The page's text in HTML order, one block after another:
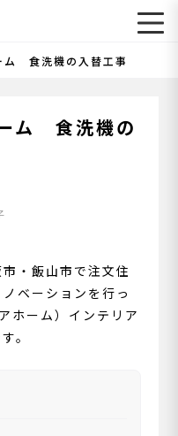
ム 食洗機の入替工事
ム 食洗機の
・飯山市で注文住
ベーションを行っ
ホーム）インテリア
。